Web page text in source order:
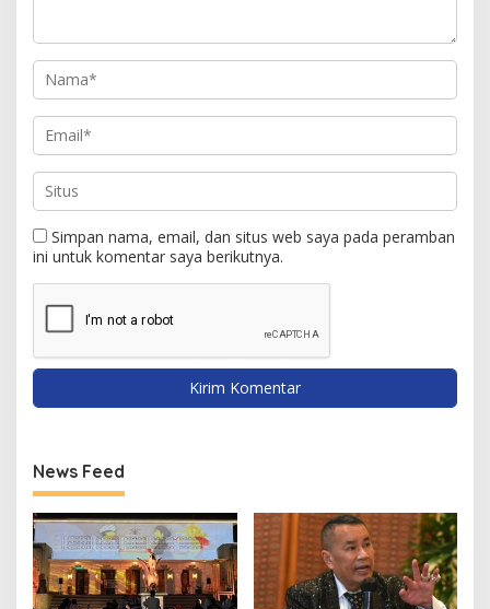
Simpan nama, email, dan situs web saya pada peramban
ini untuk komentar saya berikutnya.
News Feed